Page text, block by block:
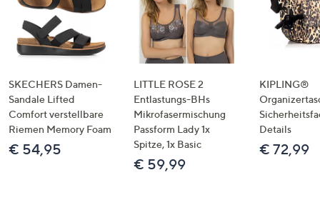
Touch-
Geräten
links
bzw.
rechts,
um
diese
SKECHERS Damen-
Sandale Lifted
Comfort verstellbare
Riemen Memory Foam
€ 54,95
LITTLE ROSE 2
Entlastungs-BHs
Mikrofasermischung
Passform Lady 1x
Spitze, 1x Basic
€ 59,99
KIPLING®
Details
€ 72,99